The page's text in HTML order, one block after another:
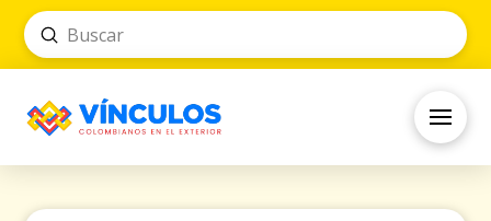
Search
Submit